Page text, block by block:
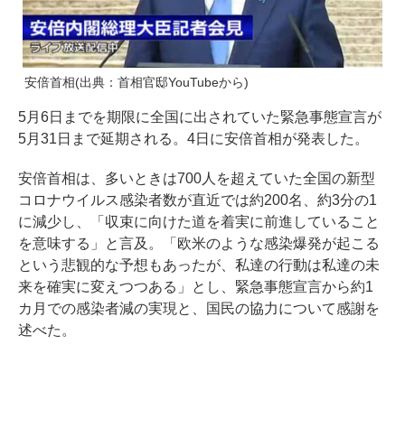
安倍首相(出典：首相官邸YouTubeから)
5月6日までを期限に全国に出されていた緊急事態宣言が
5月31日まで延期される。4日に安倍首相が発表した。
安倍首相は、多いときは700人を超えていた全国の新型
コロナウイルス感染者数が直近では約200名、約3分の1
に減少し、「収束に向けた道を着実に前進していること
を意味する」と言及。「欧米のような感染爆発が起こる
という悲観的な予想もあったが、私達の行動は私達の未
来を確実に変えつつある」とし、緊急事態宣言から約1
カ月での感染者減の実現と、国民の協力について感謝を
述べた。